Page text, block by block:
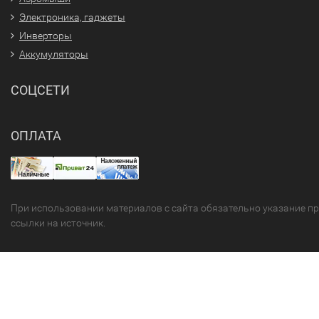
Электроника, гаджеты
Инверторы
Аккумуляторы
СОЦСЕТИ
ОПЛАТА
При использовании материалов с сайта обязательно указание
ссылки на источник.